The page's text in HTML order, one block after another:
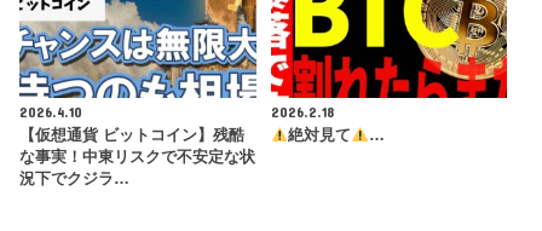
2026.4.10
【仮想通貨 ビットコイン】残酷
な事実！中東リスクで不安定な状
況下でクジラ…
2026.2.18
絶対見て
…